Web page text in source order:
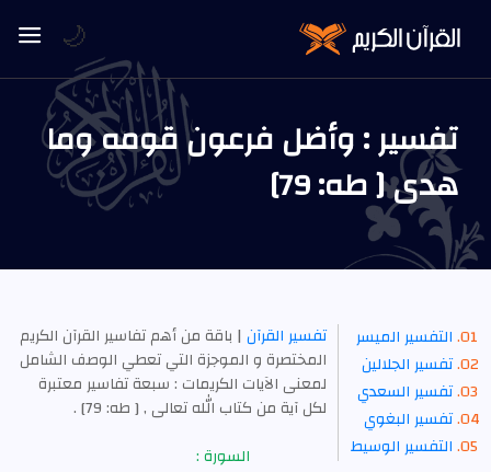
تفسير : وأضل فرعون قومه وما
هدى [ طه: 79]
التفسير الميسر
تفسير الجلالين
تفسير السعدي
تفسير البغوي
التفسير الوسيط
تفسير القرآن | باقة من أهم تفاسير القرآن الكريم
المختصرة و الموجزة التي تعطي الوصف الشامل
لمعنى الآيات الكريمات : سبعة تفاسير معتبرة
لكل آية من كتاب الله تعالى , [ طه: 79] .
السورة :
🌙